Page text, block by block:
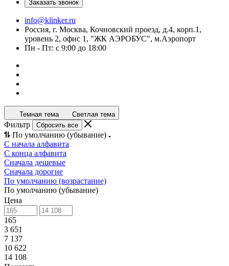
Заказать звонок
info@klinker.ru
Россия, г. Москва, Кочновский проезд, д.4, корп.1,
уровень 2, офис 1, "ЖК АЭРОБУС", м.Аэропорт
Пн - Пт: с 9:00 до 18:00
Темная тема Светлая тема
Фильтр Сбросить все
По умолчанию (убывание)
С начала алфавита
С конца алфавита
Сначала дешевые
Сначала дорогие
По умолчанию (возрастание)
По умолчанию (убывание)
Цена
165
3 651
7 137
10 622
14 108